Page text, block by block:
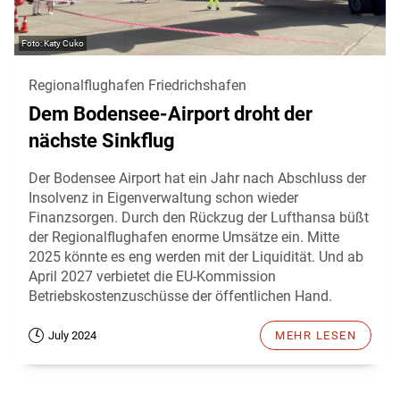
Katy Cuko
Regionalflughafen Friedrichshafen
Dem Bodensee-Airport droht der
nächste Sinkflug
Der Bodensee Airport hat ein Jahr nach Abschluss der
Insolvenz in Eigenverwaltung schon wieder
Finanzsorgen. Durch den Rückzug der Lufthansa büßt
der Regionalflughafen enorme Umsätze ein. Mitte
2025 könnte es eng werden mit der Liquidität. Und ab
April 2027 verbietet die EU-Kommission
Betriebskostenzuschüsse der öffentlichen Hand.
July 2024 MEHR LESEN